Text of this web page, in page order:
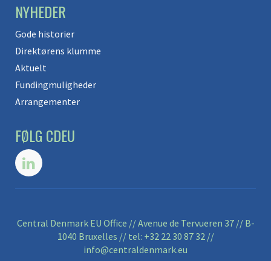
NYHEDER
Gode historier
Direktørens klumme
Aktuelt
Fundingmuligheder
Arrangementer
FØLG CDEU
Central Denmark EU Office // Avenue de Tervueren 37 // B-
1040 Bruxelles // tel: +32 22 30 87 32//
info@centraldenmark.eu